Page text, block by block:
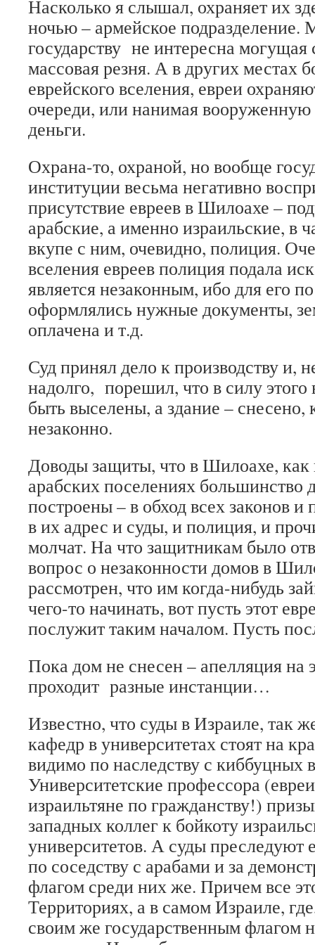
Насколько я слышал, охраняет их
ночью – армейское подразделение.
государству не интересна могущая
массовая резня. А в других местах
еврейского вселения, евреи
очереди, или нанимая вооруженную
деньги.
Охрана-то, охраной, но вообще
институции весьма негативно
присутствие евреев в Шилоахе –
арабские, а именно израильские, в
вкупе с ним, очевидно, полиция.
вселения евреев полиция подала
является незаконным, ибо для его
оформлялись нужные документы,
оплачена и т.д.
Суд принял дело к производству и,
надолго, порешил, что в силу
быть выселены, а здание – снесено,
незаконно.
Доводы защиты, что в Шилоахе, как
арабских поселениях большинство
построены – в обход всех законов и
в их адрес и суды, и полиция, и
молчат. На что защитникам было
вопрос о незаконности домов в
рассмотрен, что им когда-нибудь
чего-то начинать, вот пусть этот
послужит таким началом. Пусть
Пока дом не снесен – апелляция на
проходит разные инстанции…
Известно, что суды в Израиле, так
кафедр в университетах стоят на
видимо по наследству с киббуцных
Университетские профессора
израильтяне по гражданству!)
западных коллег к бойкоту
университетов. А суды преследуют
по соседству с арабами и за
флагом среди них же. Причем все
Территориях, а в самом Израиле,
своим же государственным флагом